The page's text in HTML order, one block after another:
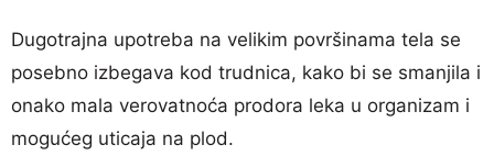
Dugotrajna upotreba na velikim površinama tela se
posebno izbegava kod trudnica, kako bi se smanjila i
onako mala verovatnoća prodora leka u organizam i
mogućeg uticaja na plod.